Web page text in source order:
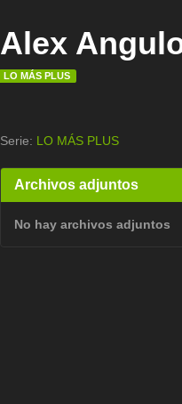
Alex
LO MÁS PLUS
Serie: LO MÁS PLUS
Archivos adjuntos
No hay archivos adjuntos